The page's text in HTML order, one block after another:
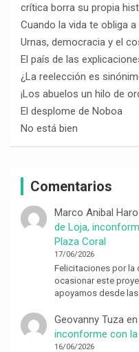
crítica borra su propia
Cuando la vida te obliga
Urnas, democracia y el
El país de las
¿La reelección es
¡Los abuelos un hilo de
El desplome de Noboa
No está bien
Comentarios
Marco Anibal
de Loja,
Plaza Coral
17/06/2026
Felicitaciones por la
ocasionar este
apoyamos desde
Geovanny Tuzaen
inconforme con
16/06/2026